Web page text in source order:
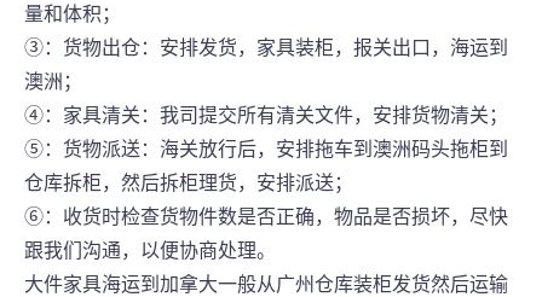
量和体积；
③：货物出仓：安排发货，家具装柜，报关出口，海运到
澳洲；
④：家具清关：我司提交所有清关文件，安排货物清关；
⑤：货物派送：海关放行后，安排拖车到澳洲码头拖柜到
仓库拆柜，然后拆柜理货，安排派送；
⑥：收货时检查货物件数是否正确，物品是否损坏，尽快
跟我们沟通，以便协商处理。
大件家具海运到加拿大一般从广州仓库装柜发货然后运输